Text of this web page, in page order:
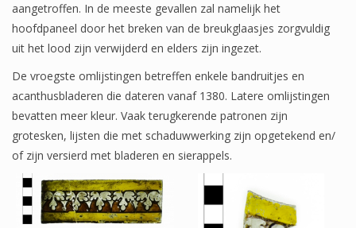
Uitwerking: Zutphen-Dieserstraat, 1583-1600
Uitwerking: Oldenzaal-Boterstraat, 1650-1700
Quickscan: Groenlo-Nieuwstad, 1650-1800
Quickscan: Groenlo-Notenboomstraat, 1700-
1750
Wapenschilden
Mensfiguren
aangetroffen. In de meeste gevallen zal namelijk het
hoofdpaneel door het breken van de breukglaasjes zorgvuldig
uit het lood zijn verwijderd en elders zijn ingezet.
De vroegste omlijstingen betreffen enkele bandruitjes en
acanthusbladeren die dateren vanaf 1380. Latere omlijstingen
bevatten meer kleur. Vaak terugkerende patronen zijn
grotesken, lijsten die met schaduwwerking zijn opgetekend en/
of zijn versierd met bladeren en sierappels.